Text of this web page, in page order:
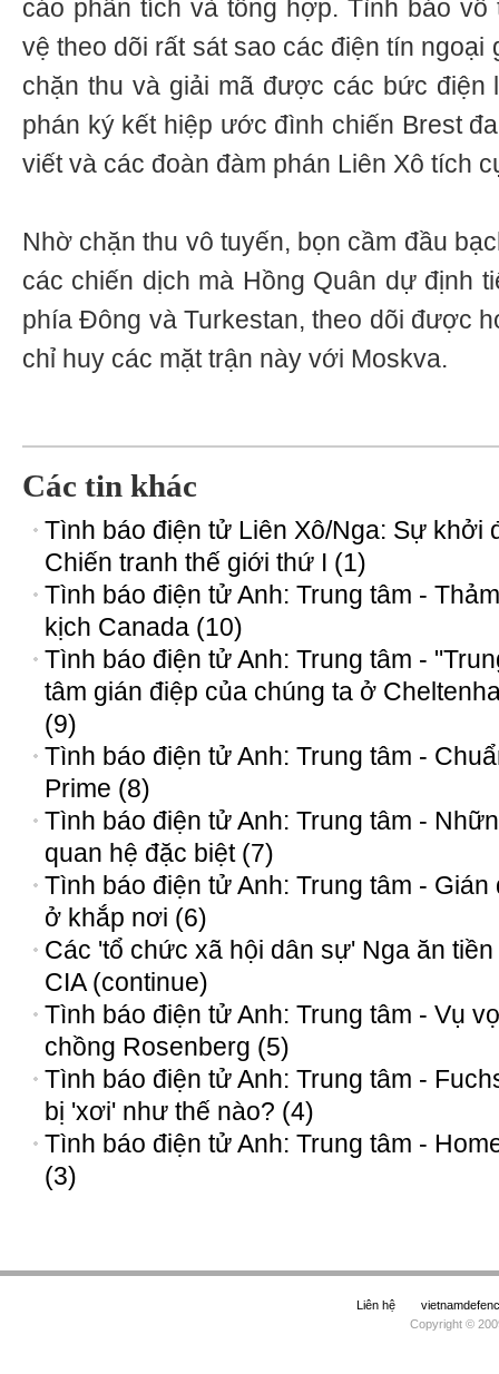
cáo phân tích và tổng hợp. Tình báo
vệ theo dõi rất sát sao các điện tín ngoại
chặn thu và giải mã được các bức điện
phán ký kết hiệp ước đình chiến Brest
viết và các đoàn đàm phán Liên Xô tích
Nhờ chặn thu vô tuyến, bọn cầm đầu
các chiến dịch mà Hồng Quân dự định
phía Đông và Turkestan, theo dõi được
chỉ huy các mặt trận này với Moskva.
Các tin khác
Tình báo điện tử Liên Xô/Nga: Sự khởi
Chiến tranh thế giới thứ I (1)
Tình báo điện tử Anh: Trung tâm - Thảm
kịch Canada (10)
Tình báo điện tử Anh: Trung tâm -
tâm gián điệp của chúng ta ở
(9)
Tình báo điện tử Anh: Trung tâm -
Prime (8)
Tình báo điện tử Anh: Trung tâm -
quan hệ đặc biệt (7)
Tình báo điện tử Anh: Trung tâm - Gián
ở khắp nơi (6)
Các 'tổ chức xã hội dân sự' Nga ăn
CIA (continue)
Tình báo điện tử Anh: Trung tâm - Vụ
chồng Rosenberg (5)
Tình báo điện tử Anh: Trung tâm -
bị 'xơi' như thế nào? (4)
Tình báo điện tử Anh: Trung tâm -
(3)
Liên hệ
Copyright ©